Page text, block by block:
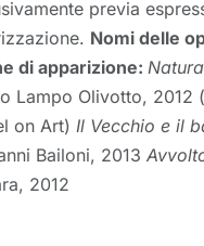
previa
Nomi delle
di apparizione:
Lampo Olivotto, 2012
on Art) Il Vecchio e il
Bailoni, 2013
2012